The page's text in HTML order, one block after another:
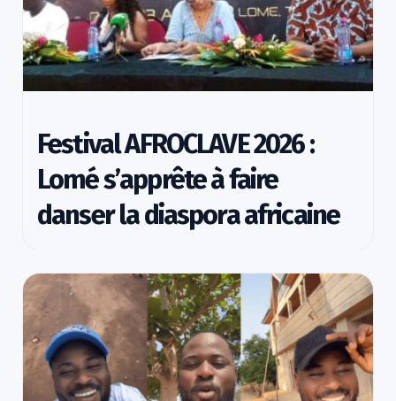
Festival AFROCLAVE 2026 :
Lomé s’apprête à faire
danser la diaspora africaine